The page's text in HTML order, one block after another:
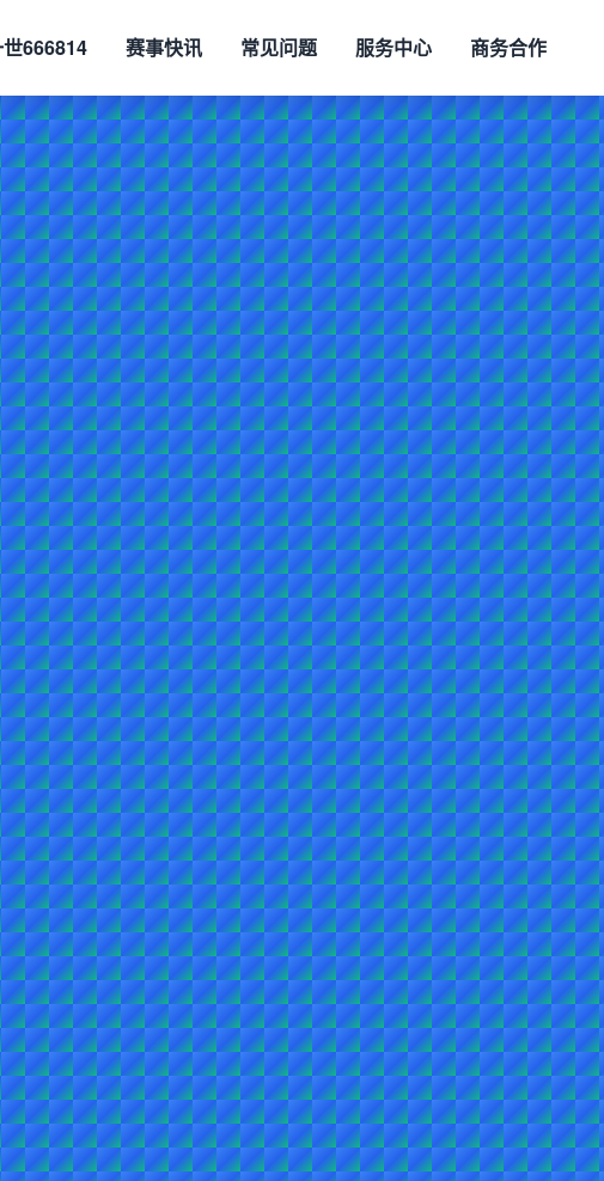
666814 赛事快讯 常见问题 服务中心 商务合作